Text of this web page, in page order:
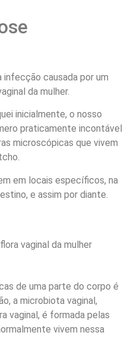
infecção causada por um
da mulher.
inicialmente, o nosso
praticamente incontável
microscópicas que vivem
em locais específicos, na
e assim por diante.
de uma parte do corpo é
a microbiota vaginal,
vaginal, é formada pelas
vivem nessa